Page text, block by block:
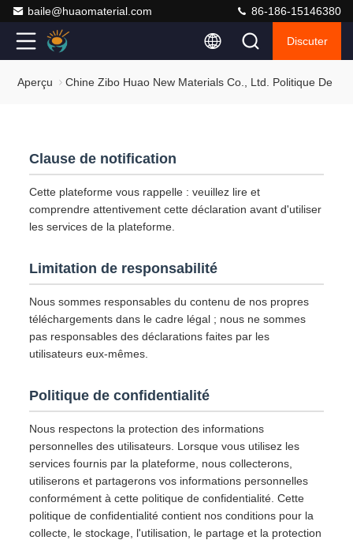
baile@huaomaterial.com 86-186-15146380
Discuter
Aperçu Chine Zibo Huao New Materials Co., Ltd. Politique De
Clause de notification
Cette plateforme vous rappelle : veuillez lire et
comprendre attentivement cette déclaration avant d'utiliser
les services de la plateforme.
Limitation de responsabilité
Nous sommes responsables du contenu de nos propres
téléchargements dans le cadre légal ; nous ne sommes
pas responsables des déclarations faites par les
utilisateurs eux-mêmes.
Politique de confidentialité
Nous respectons la protection des informations
personnelles des utilisateurs. Lorsque vous utilisez les
services fournis par la plateforme, nous collecterons,
utiliserons et partagerons vos informations personnelles
conformément à cette politique de confidentialité. Cette
politique de confidentialité contient nos conditions pour la
collecte, le stockage, l'utilisation, le partage et la protection